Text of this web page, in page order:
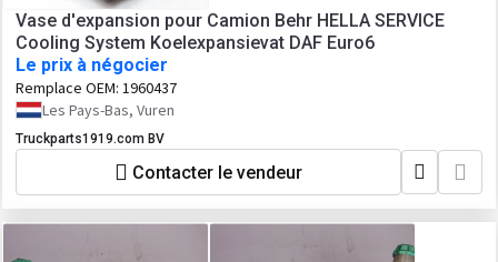
Vase d'expansion pour Camion Behr HELLA SERVICE
Cooling System Koelexpansievat DAF Euro6
Le prix à négocier
Remplace OEM: 1960437
Les Pays-Bas, Vuren
Truckparts1919.com BV
Contacter le vendeur